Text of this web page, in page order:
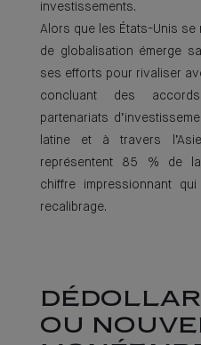
investissements.
Alors que les États-Unis se
de globalisation émerge
ses efforts pour rivaliser
concluant des
partenariats
latine et à travers
représentent 85 % de
chiffre impressionnant
recalibrage.
OU